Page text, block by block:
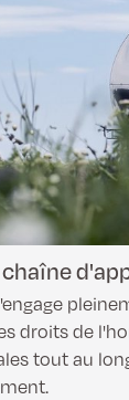
droits de
tout au